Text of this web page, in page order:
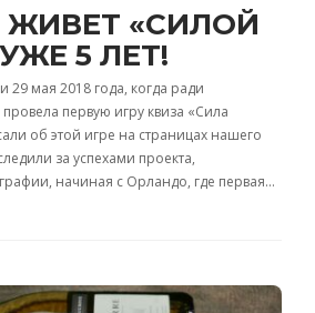
«СИЛОЙ
5 ЛЕТ!
29 мая 2018 года, когда ради
первую игру квиза «Сила
об этой игре на страницах нашего
за успехами проекта,
начиная с Орландо, где первая…